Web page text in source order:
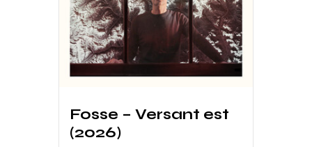
Fosse – Versant est
(2026)